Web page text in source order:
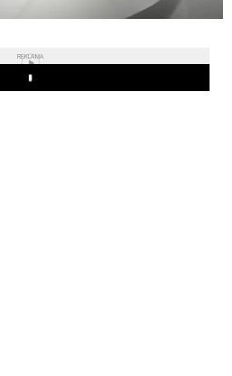
REKLAMA
Play